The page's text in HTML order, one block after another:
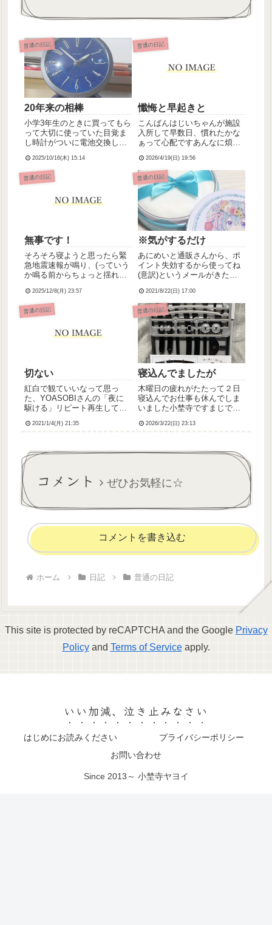
普通の日記
20年来の相棒
小学3年生のときに買ってもら
って大切に使っていた目覚ま
し時計がついに電池交換して
た……。愛着あるし、つらい
時も苦しい時もずっと枕元で
見守ってくれてたから結構シ
寿命でググってみたら、10～
2025/10/16(木) 15:14
普通の日記
懺悔と早起きと
こんばんはじいちゃんが施設
入所して早数日、慣れたかな
ぁって心配ですあんなに煩わ
で良かったのかなぁって今は
とにかく、元気でいてほしい
って思うのはわたしの勝手な
のかな、わたし、ひどい孫だ
あんなに世話になったのに何
ひとつ...
2026/4/19(日) 19:56
普通の日記
無事です！
そろそろ寝ようと思ったら緊
急地震速報が鳴り、(っていう
か鳴る前からちょっと揺れて
長めに感じました💦小埜寺、
以前三陸沿岸の某市に住んで
たのですが、3年ほど前に津波
たので津波も大丈夫です、
2025/12/8(月) 23:57
普通の日記
※気がするだけ
あにめいと通販さんから、ポ
イント失効するから使ってね
(意訳)というメールがきたの
っき届いたのがこれです、ば
ばんみくちゃんのルースパウ
ダーだよ☆とてもかわいいい
つも朝めんどくさいなーって
思いながら化粧してるんだけ
どこ...
2021/8/22(日) 17:00
普通の日記
切ない
紅白で観ていいなって思っ
た、YOASOBIさんの「夜に
駆ける」リピート再生して聴
っちゃ刺さる…。切ない…。
ね。。ほんと、わたしいつま
で失恋ひきずるんだろうね苦
笑涙と...
2021/1/4(月) 21:35
普通の日記
寝込んでましたが
木曜日の疲れがたたって２日
寝込んでお仕事も休んでしま
いました小埜寺ですまじでじ
ろしんどいです解熱して歩け
ら畑やるって言ってききませ
病院か...
2026/3/22(日) 23:13
コメント ぜひお気軽に☆
コメントを書き込む
ホーム 日記 普通の日記
This site is protected by reCAPTCHA and the Google Privacy
Policyand Terms of Serviceapply.
いい加減、泣き止みなさい
はじめにお読みください
プライバシーポリシー
お問い合わせ
Since 2013～ 小埜寺ヤヨイ